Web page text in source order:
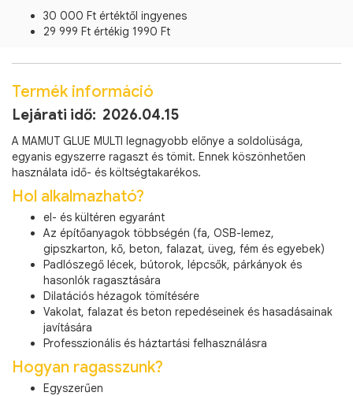
30 000 Ft értéktől ingyenes
29 999 Ft értékig 1990 Ft
Termék információ
Lejárati idő: 2026.04.15
A MAMUT GLUE MULTI legnagyobb előnye a soldolüsága,
egyanis egyszerre ragaszt és tömit. Ennek köszönhetően
használata idő- és költségtakarékos.
Hol alkalmazható?
el- és kültéren egyaránt
Az építőanyagok többségén (fa, OSB-lemez,
gipszkarton, kő, beton, falazat, üveg, fém és egyebek)
Padlószegő lécek, bútorok, lépcsők, párkányok és
hasonlók ragasztására
Dilatációs hézagok tömítésére
Vakolat, falazat és beton repedéseinek és hasadásainak
javítására
Professzionális és háztartási felhasználásra
Hogyan ragasszunk?
Egyszerűen